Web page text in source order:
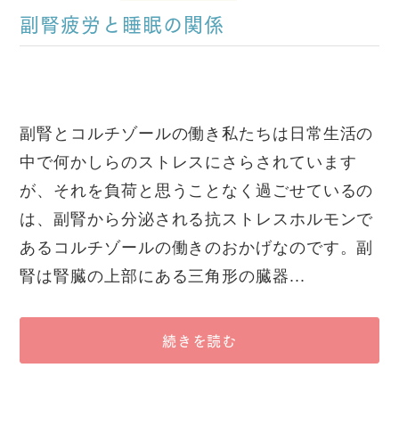
副腎疲労と睡眠の関係
副腎とコルチゾールの働き私たちは日常生活の
中で何かしらのストレスにさらされています
が、それを負荷と思うことなく過ごせているの
は、副腎から分泌される抗ストレスホルモンで
あるコルチゾールの働きのおかげなのです。副
腎は腎臓の上部にある三角形の臓器...
続きを読む